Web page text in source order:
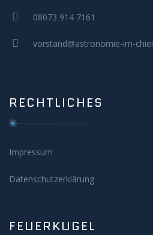
08073 914 7161
vorstand@astronomie-im-
RECHTLICHES
Impressum
Datenschutzerklärung
FEUERKUGEL